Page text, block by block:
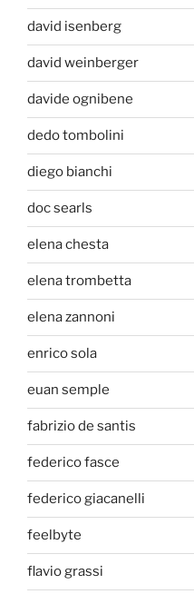
david isenberg
david weinberger
davide ognibene
dedo tombolini
diego bianchi
doc searls
elena chesta
elena trombetta
elena zannoni
enrico sola
euan semple
fabrizio de santis
federico fasce
federico giacanelli
feelbyte
flavio grassi